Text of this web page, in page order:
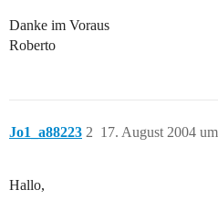
Danke im Voraus
Roberto
Jo1_a88223 17. August 2004
2
Hallo,